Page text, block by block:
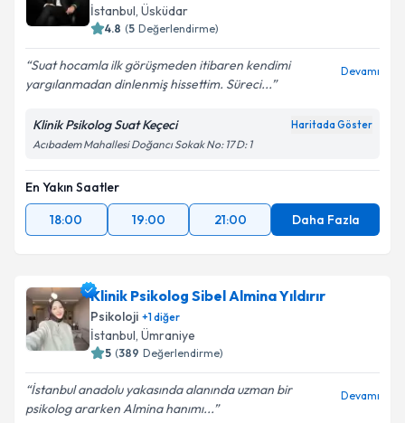
İstanbul, Üsküdar
4.8 (5 Değerlendirme)
Suat hocamla ilk görüşmeden itibaren kendimi
yargılanmadan dinlenmiş hissettim. Süreci...
Devamı
Klinik Psikolog Suat Keçeci Haritada Göster
Acıbadem Mahallesi Doğancı Sokak No: 17 D: 1
En Yakın Saatler
18:00
19:00 21:00 Daha Fazla
Klinik Psikolog Sibel Almina Yıldırır
Psikoloji +1diğer
İstanbul, Ümraniye
5 (389 Değerlendirme)
İstanbul anadolu yakasında alanında uzman bir
psikolog ararken Almina hanımı...
Devamı